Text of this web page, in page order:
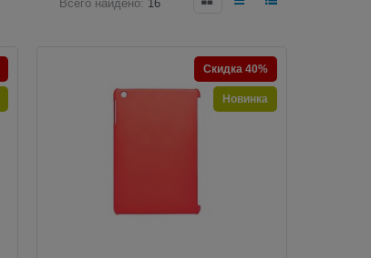
Всего найдено: 16
Скидка 40%
Новинка